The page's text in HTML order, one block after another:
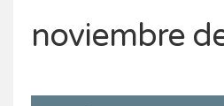
noviembre